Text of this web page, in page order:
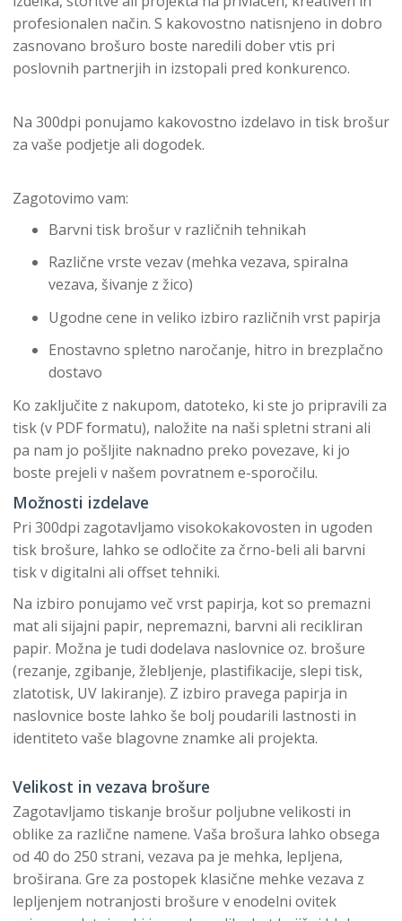
profesionalen način. S kakovostno natisnjeno in dobro
zasnovano brošuro boste naredili dober vtis pri
poslovnih partnerjih in izstopali pred konkurenco.
Na 300dpi ponujamo kakovostno izdelavo in tisk brošur
za vaše podjetje ali dogodek.
Zagotovimo vam:
Barvni tisk brošur v različnih tehnikah
Različne vrste vezav (mehka vezava, spiralna
vezava, šivanje z žico)
Ugodne cene in veliko izbiro različnih vrst papirja
Enostavno spletno naročanje, hitro in brezplačno
dostavo
Ko zaključite z nakupom, datoteko, ki ste jo pripravili za
tisk (v PDF formatu), naložite na naši spletni strani ali
pa nam jo pošljite naknadno preko povezave, ki jo
boste prejeli v našem povratnem e-sporočilu.
Možnosti izdelave
Pri 300dpi zagotavljamo visokokakovosten in ugoden
tisk brošure, lahko se odločite za črno-beli ali barvni
tisk v digitalni ali offset tehniki.
Na izbiro ponujamo več vrst papirja, kot so premazni
mat ali sijajni papir, nepremazni, barvni ali recikliran
papir. Možna je tudi dodelava naslovnice oz. brošure
(rezanje, zgibanje, žlebljenje, plastifikacije, slepi tisk,
zlatotisk, UV lakiranje). Z izbiro pravega papirja in
naslovnice boste lahko še bolj poudarili lastnosti in
identiteto vaše blagovne znamke ali projekta.
Velikost in vezava brošure
Zagotavljamo tiskanje brošur poljubne velikosti in
oblike za različne namene. Vaša brošura lahko obsega
od 40 do 250 strani, vezava pa je mehka, lepljena,
broširana. Gre za postopek klasične mehke vezava z
lepljenjem notranjosti brošure v enodelni ovitek